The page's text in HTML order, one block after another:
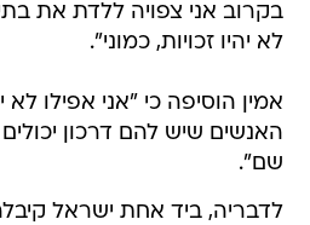
בקרוב אני צפויה ללדת את
לא יהיו זכויות, כמוני".
אמין הוסיפה כי "אני אפילו
האנשים שיש להם דרכון
שם".
לדבריה, ביד אחת ישראל